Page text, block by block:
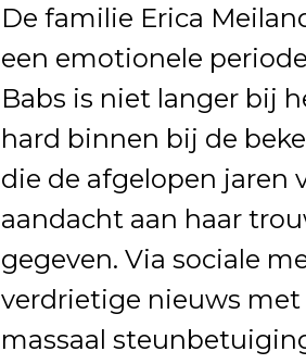
De familie Erica
een emotionele
Babs is niet langer bij
hard binnen bij de
die de afgelopen jaren
aandacht aan haar
gegeven. Via sociale
verdrietige nieuws met
massaal